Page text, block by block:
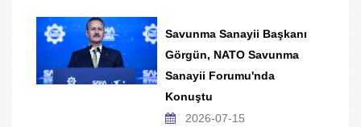
Savunma Sanayii Başkanı
Görgün, NATO Savunma
Sanayii Forumu'nda
Konuştu
2026-07-15